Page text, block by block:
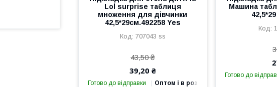
Lol surprise таблиця
множення для дівчинки
42,5*29см.492258 Yes
707043 ss
43,50 ₴
39,20 ₴
Готово до відправки Оптом і в роздріб
Машина
Готово до